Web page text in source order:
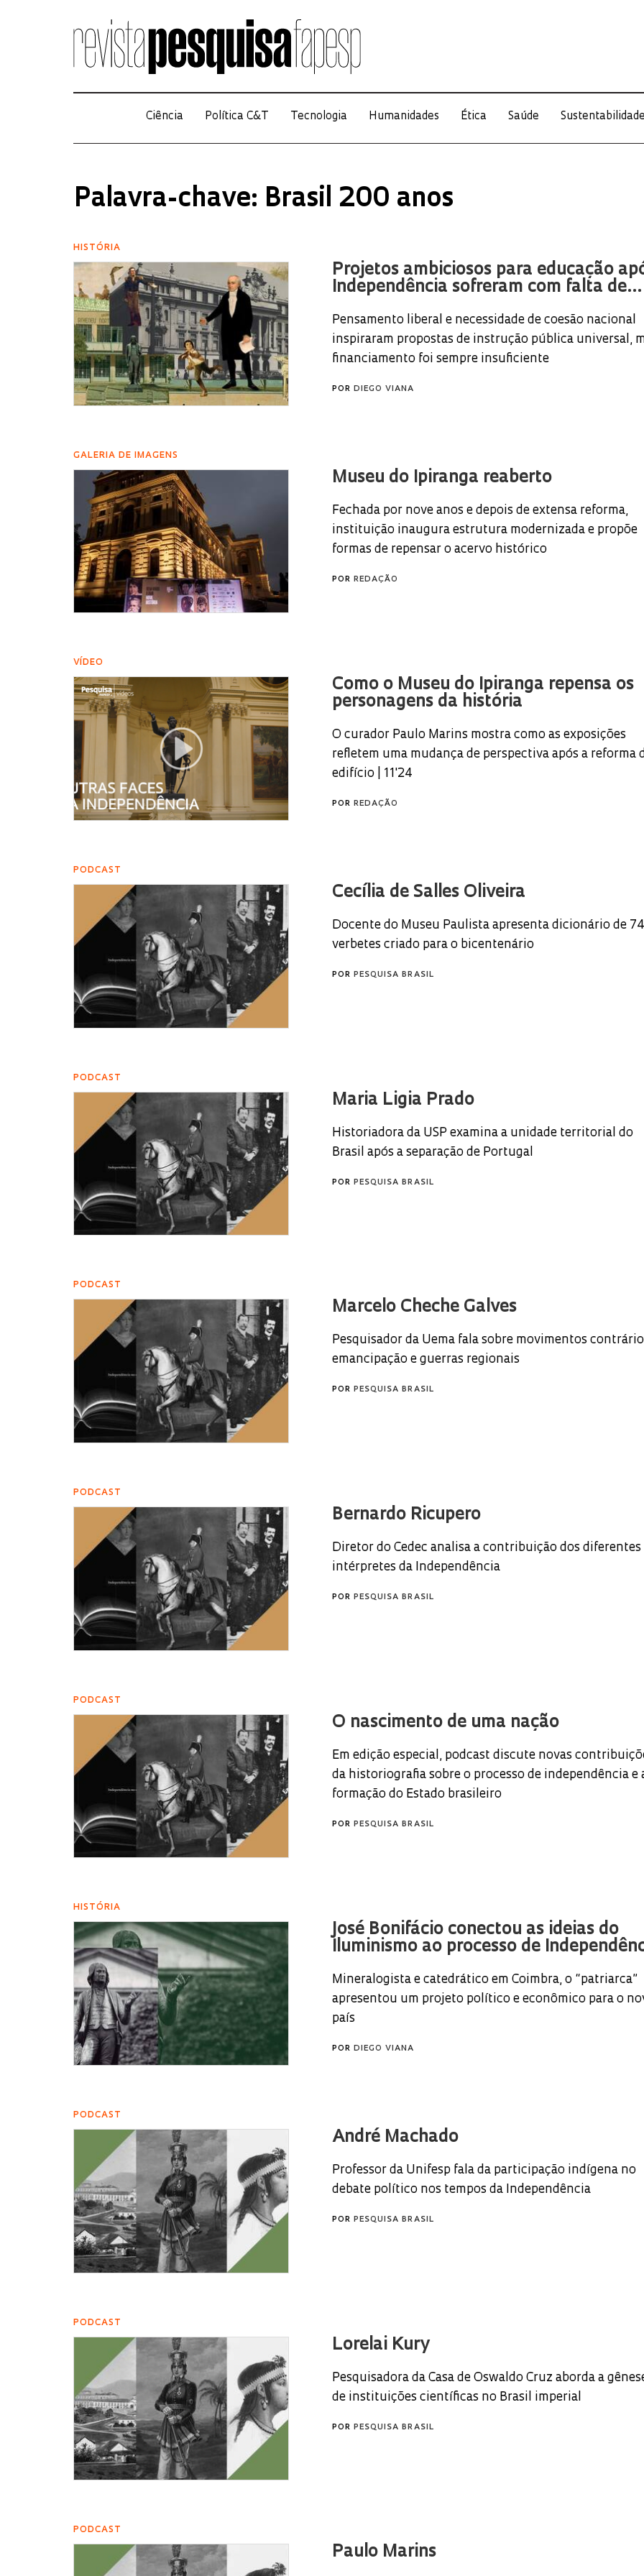
Ciência Política C&T Tecnologia Humanidades Ética Saúde
Palavra-chave: Brasil 200 anos
HISTÓRIA
Projetos ambiciosos para educação
Independência sofreram com falta de...
Pensamento liberal e necessidade de coesão nacional
inspiraram propostas de instrução pública universal,
financiamento foi sempre insuficiente
POR DIEGO VIANA
GALERIA DE IMAGENS
Museu do Ipiranga reaberto
Fechada por nove anos e depois de extensa reforma,
instituição inaugura estrutura modernizada e propõe
formas de repensar o acervo histórico
POR REDAÇÃO
VÍDEO
Como o Museu do Ipiranga repensa os
personagens da história
O curador Paulo Marins mostra como as exposições
refletem uma mudança de perspectiva após a reforma
edifício | 11'24
POR REDAÇÃO
PODCAST
Cecília de Salles Oliveira
Docente do Museu Paulista apresenta dicionário de
verbetes criado para o bicentenário
POR PESQUISA BRASIL
PODCAST
Maria Ligia Prado
Historiadora da USP examina a unidade territorial do
Brasil após a separação de Portugal
POR PESQUISA BRASIL
PODCAST
Marcelo Cheche Galves
Pesquisador da Uema fala sobre movimentos
emancipação e guerras regionais
POR PESQUISA BRASIL
PODCAST
Bernardo Ricupero
Diretor do Cedec analisa a contribuição dos diferentes
intérpretes da Independência
POR PESQUISA BRASIL
PODCAST
O nascimento de uma nação
Em edição especial, podcast discute novas
da historiografia sobre o processo de independência e
formação do Estado brasileiro
POR PESQUISA BRASIL
HISTÓRIA
José Bonifácio conectou as ideias do
Iluminismo ao processo de
Mineralogista e catedrático em Coimbra, o “patriarca”
apresentou um projeto político e econômico para o
país
POR DIEGO VIANA
PODCAST
André Machado
Professor da Unifesp fala da participação indígena no
debate político nos tempos da Independência
POR PESQUISA BRASIL
PODCAST
Lorelai Kury
Pesquisadora da Casa de Oswaldo Cruz aborda a
de instituições científicas no Brasil imperial
POR PESQUISA BRASIL
PODCAST
Paulo Marins